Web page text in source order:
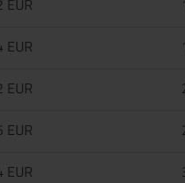
EUR
EUR
EUR
EUR
EUR